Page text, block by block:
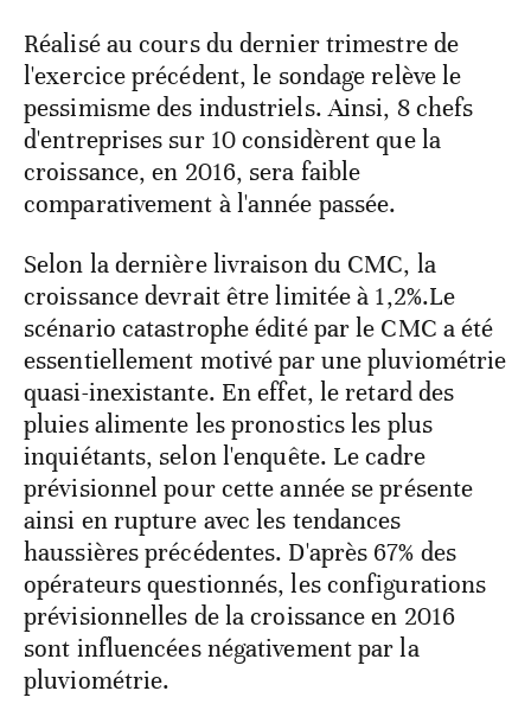
Réalisé au cours du dernier trimestre de
l'exercice précédent, le sondage relève le
pessimisme des industriels. Ainsi, 8 chefs
d'entreprises sur 10 considèrent que la
croissance, en 2016, sera faible
comparativement à l'année passée.
Selon la dernière livraison du CMC, la
croissance devrait être limitée à 1,2%.Le
scénario catastrophe édité par le CMC a été
essentiellement motivé par une pluviométrie
quasi-inexistante. En effet, le retard des
pluies alimente les pronostics les plus
inquiétants, selon l'enquête. Le cadre
prévisionnel pour cette année se présente
ainsi en rupture avec les tendances
haussières précédentes. D'après 67% des
opérateurs questionnés, les configurations
prévisionnelles de la croissance en 2016
sont influencées négativement par la
pluviométrie.